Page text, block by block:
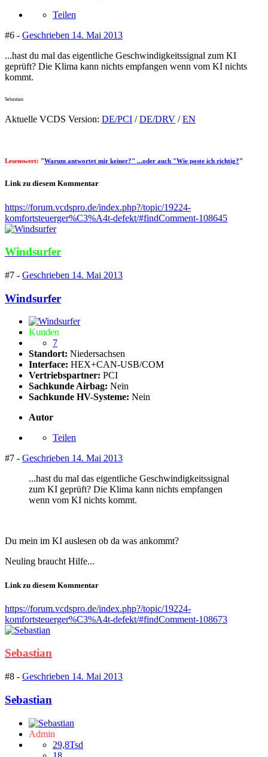
Teilen
#6 - Geschrieben 14. Mai 2013
...hast du mal das eigentliche Geschwindigkeitssignal zum KI
geprüft? Die Klima kann nichts empfangen wenn vom KI nichts
kommt.
Sebastian
Aktuelle VCDS Version: DE/PCI /DE/DRV /EN
Lesenswert: "Warum antwortet mir keiner?" ...oder auch "Wie poste ich richtig?"
Link zu diesem Kommentar
https://forum.vcdspro.de/index.php?/topic/19224-
komfortsteuerger%C3%A4t-defekt/#findComment-108645
Windsurfer
#7 - Geschrieben 14. Mai 2013
Windsurfer
Kunden
7
Standort: Niedersachsen
Interface: HEX+CAN-USB/COM
Vertriebspartner: PCI
Sachkunde Airbag: Nein
Sachkunde HV-Systeme: Nein
Autor
Teilen
#7 - Geschrieben 14. Mai 2013
...hast du mal das eigentliche Geschwindigkeitssignal
zum KI geprüft? Die Klima kann nichts empfangen
wenn vom KI nichts kommt.
Du mein im KI auslesen ob da was ankommt?
Neuling braucht Hilfe...
Link zu diesem Kommentar
https://forum.vcdspro.de/index.php?/topic/19224-
komfortsteuerger%C3%A4t-defekt/#findComment-108673
Sebastian
#8 - Geschrieben 14. Mai 2013
Sebastian
Admin
29,8Tsd